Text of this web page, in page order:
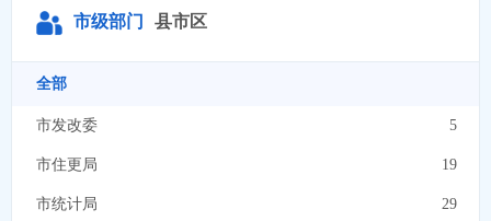
安全生产
市场监管 5
社会救助 14
法律服务 8
市级部门 县市区
全部
市发改委 5
市住更局 19
市统计局 29